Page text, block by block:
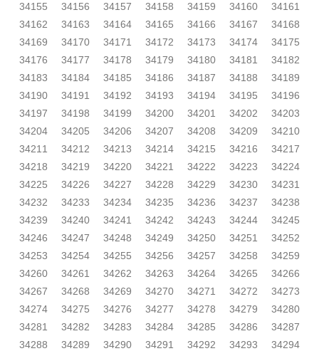
34155
34156 34157 34158 34159 34160
34161
34162
34163 34164 34165 34166 34167
34168
34169
34170 34171 34172 34173 34174
34175
34176
34177 34178 34179 34180 34181
34182
34183
34184 34185 34186 34187 34188
34189
34190
34191 34192 34193 34194 34195
34196
34197
34198 34199 34200 34201 34202
34203
34204
34205 34206 34207 34208 34209
34210
34211
34212 34213 34214 34215 34216
34217
34218
34219 34220 34221 34222 34223
34224
34225
34226 34227 34228 34229 34230
34231
34232
34233 34234 34235 34236 34237
34238
34239
34240 34241 34242 34243 34244
34245
34246
34247 34248 34249 34250 34251
34252
34253
34254 34255 34256 34257 34258
34259
34260
34261 34262 34263 34264 34265
34266
34267
34268 34269 34270 34271 34272
34273
34274
34275 34276 34277 34278 34279
34280
34281
34282 34283 34284 34285 34286
34287
34288
34289 34290 34291 34292 34293
34294